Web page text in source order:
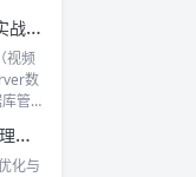
SQL Server 2016从入门到实战 PDF下载
视频
数
管
循序渐进Oracle：数据库管理、优化与备份恢复 PDF下载
化与